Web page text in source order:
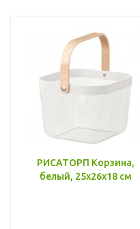
РИСАТОРП Корзина,
белый, 25x26x18 см